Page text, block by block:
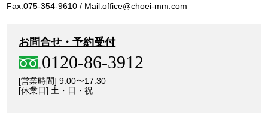
Fax.075-354-9610 / Mail.office@choei-mm.com
お問合せ・予約受付
0120-86-3912
[営業時間] 9:00〜17:30
[休業日] 土・日・祝